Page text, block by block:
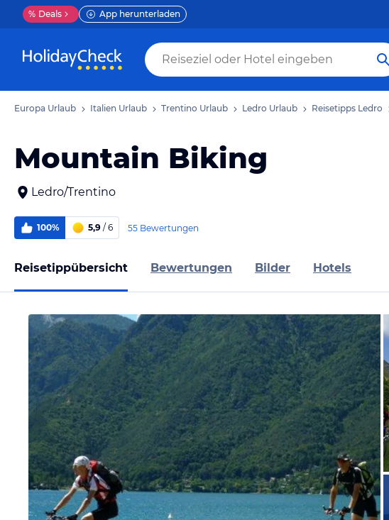
% Deals App herunterladen
Europa Urlaub Italien Urlaub Trentino Urlaub Ledro Urlaub Reisetipps Ledro
Mountain Biking
Ledro/Trentino
100% 5,9 / 6 55 Bewertungen
Reisetippübersicht Bewertungen Bilder Hotels